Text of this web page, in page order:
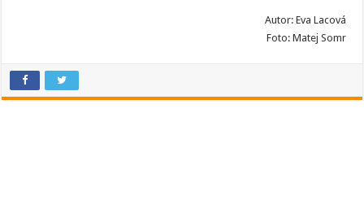
Autor: Eva Lacová
Foto: Matej Somr